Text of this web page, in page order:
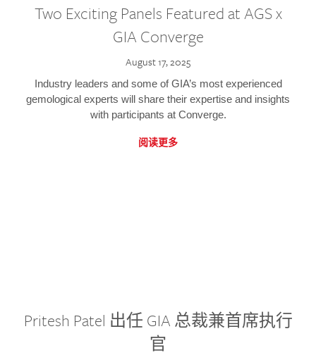
Two Exciting Panels Featured at AGS x
GIA Converge
August 17, 2025
Industry leaders and some of GIA’s most experienced
gemological experts will share their expertise and insights
with participants at Converge.
阅读更多
Pritesh Patel 出任 GIA 总裁兼首席执行
官